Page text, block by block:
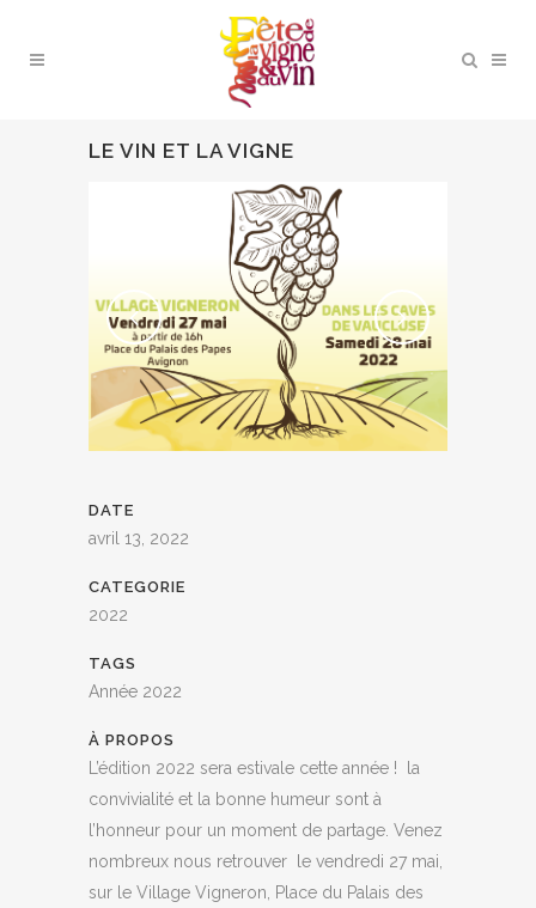
LE VIN ET LA VIGNE
DATE
avril 13, 2022
CATEGORIE
2022
TAGS
Année 2022
À PROPOS
L’édition 2022 sera estivale cette année ! la
convivialité et la bonne humeur sont à
l’honneur pour un moment de partage. Venez
nombreux nous retrouver le vendredi 27 mai,
sur le Village Vigneron, Place du Palais des